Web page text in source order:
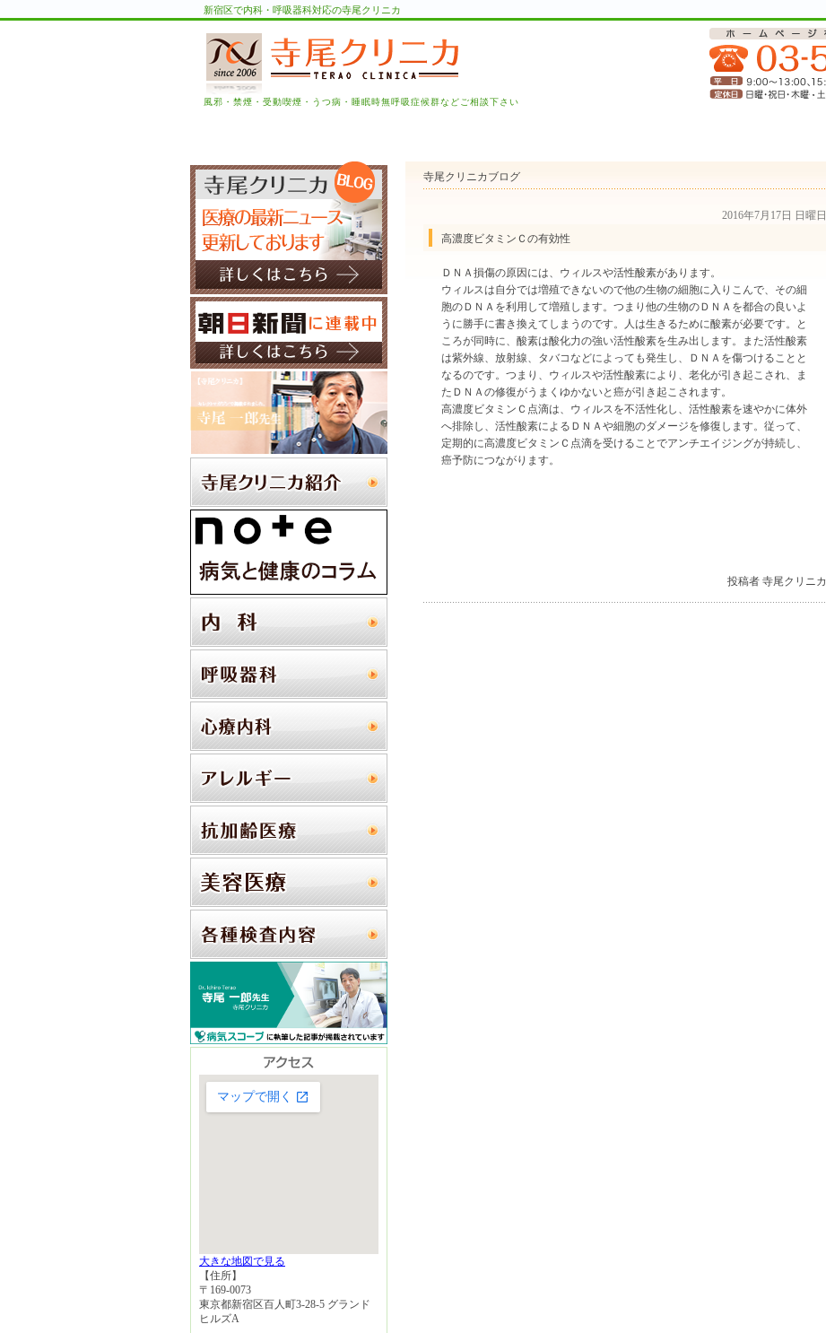
新宿区で内科・呼吸器科対応の寺尾クリニカ
風邪・禁煙・受動喫煙・うつ病・睡眠時無呼吸症候群などご相談下さい
寺尾クリニカブログ
2016年7月17日 日曜日
高濃度ビタミンＣの有効性
ＤＮＡ損傷の原因には、ウィルスや活性酸素があります。
ウィルスは自分では増殖できないので他の生物の細胞に入りこんで、その細
胞のＤＮＡを利用して増殖します。つまり他の生物のＤＮＡを都合の良いよ
うに勝手に書き換えてしまうのです。人は生きるために酸素が必要です。と
ころが同時に、酸素は酸化力の強い活性酸素を生み出します。また活性酸素
は紫外線、放射線、タバコなどによっても発生し、ＤＮＡを傷つけることと
なるのです。つまり、ウィルスや活性酸素により、老化が引き起こされ、ま
たＤＮＡの修復がうまくゆかないと癌が引き起こされます。
高濃度ビタミンＣ点滴は、ウィルスを不活性化し、活性酸素を速やかに体外
へ排除し、活性酸素によるＤＮＡや細胞のダメージを修復します。従って、
定期的に高濃度ビタミンＣ点滴を受けることでアンチエイジングが持続し、
癌予防につながります。
投稿者 寺尾クリニカ
大きな地図で見る
【住所】
〒169-0073
東京都新宿区百人町3-28-5 グランド
ヒルズA